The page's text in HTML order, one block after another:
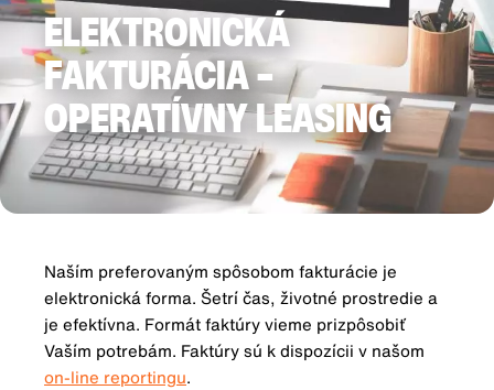
ELEKTRONICKÁ
FAKTURÁCIA –
OPERATÍVNY LEASING
Naším preferovaným spôsobom fakturácie je
elektronická forma. Šetrí čas, životné prostredie a
je efektívna. Formát faktúry vieme prizpôsobiť
Vaším potrebám. Faktúry sú k dispozícii v našom
on-line reportingu.